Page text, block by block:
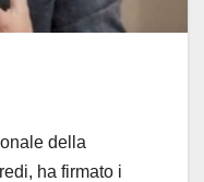
della
ha firmato i